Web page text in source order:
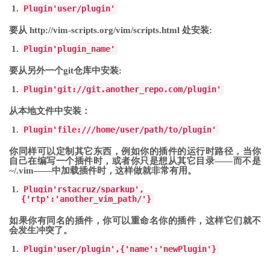
Plugin'user/plugin'
要从 http://vim-scripts.org/vim/scripts.html 处安装:
Plugin'plugin_name'
要从另外一个git仓库中安装:
Plugin'git://git.another_repo.com/plugin'
从本地文件中安装：
Plugin'file:///home/user/path/to/plugin'
你同样可以定制其它东西，例如你的插件的运行时路径，当你
自己在编写一个插件时，或者你只是想从其它目录——而不是
~/.vim——中加载插件时，这样做就非常有用。
Plugin'rstacruz/sparkup' ,
{'rtp' : 'another_vim_path/' }
如果你有同名的插件，你可以重命名你的插件，这样它们就不
会发生冲突了。
Plugin'user/plugin' ,{'name' : 'newPlugin' }